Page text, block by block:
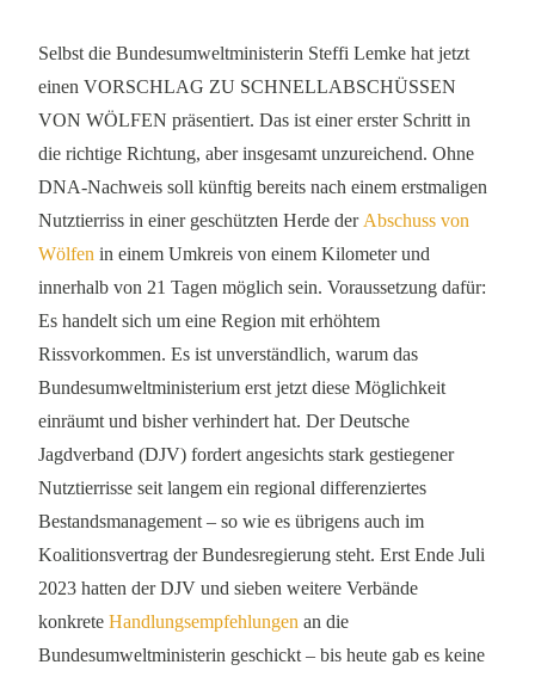
Selbst die Bundesumweltministerin Steffi Lemke hat jetzt
einen VORSCHLAG ZU SCHNELLABSCHÜSSEN
VON WÖLFEN präsentiert. Das ist einer erster Schritt in
die richtige Richtung, aber insgesamt unzureichend. Ohne
DNA-Nachweis soll künftig bereits nach einem erstmaligen
Nutztierriss in einer geschützten Herde der Abschuss von
Wölfen in einem Umkreis von einem Kilometer und
innerhalb von 21 Tagen möglich sein. Voraussetzung dafür:
Es handelt sich um eine Region mit erhöhtem
Rissvorkommen. Es ist unverständlich, warum das
Bundesumweltministerium erst jetzt diese Möglichkeit
einräumt und bisher verhindert hat. Der Deutsche
Jagdverband (DJV) fordert angesichts stark gestiegener
Nutztierrisse seit langem ein regional differenziertes
Bestandsmanagement – so wie es übrigens auch im
Koalitionsvertrag der Bundesregierung steht. Erst Ende Juli
2023 hatten der DJV und sieben weitere Verbände
konkrete Handlungsempfehlungen an die
Bundesumweltministerin geschickt – bis heute gab es keine